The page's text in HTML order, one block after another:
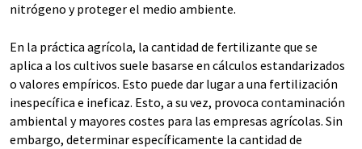
nitrógeno y proteger el medio ambiente.
En la práctica agrícola, la cantidad de fertilizante que se
aplica a los cultivos suele basarse en cálculos estandarizados
o valores empíricos. Esto puede dar lugar a una fertilización
inespecífica e ineficaz. Esto, a su vez, provoca contaminación
ambiental y mayores costes para las empresas agrícolas. Sin
embargo, determinar específicamente la cantidad de